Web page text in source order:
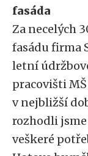
fasáda
Za necelých
fasádu firma
letní
pracovišti
v nejbližší
rozhodli
veškeré